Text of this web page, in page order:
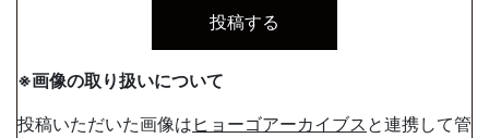
※画像の取り扱いについて
投稿いただいた画像は ヒョーゴアーカイブス と連携して管